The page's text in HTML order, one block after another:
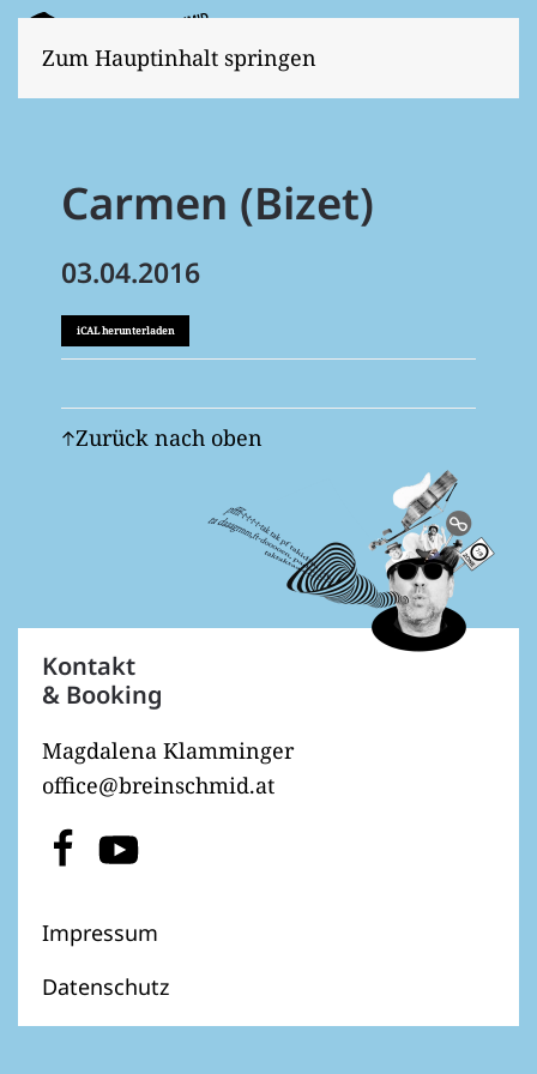
Zum Hauptinhalt springen
Carmen (Bizet)
03.04.2016
iCAL herunterladen
Zurück nach oben
Kontakt
& Booking
Magdalena Klamminger
office@breinschmid.at
Impressum
Datenschutz